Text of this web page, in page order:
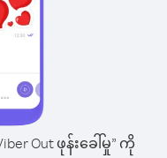
Out ဖုန်းခေါ်မှု” ကို